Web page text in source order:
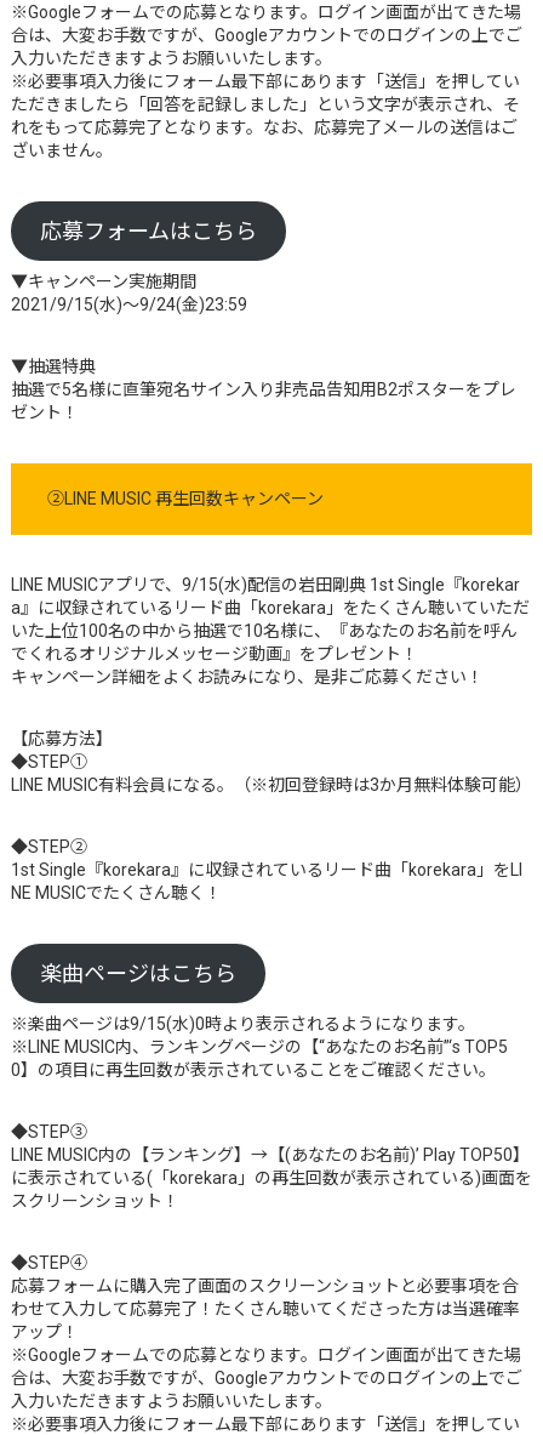
※Googleフォームでの応募となります。ログイン画面が出てきた場
合は、大変お手数ですが、Googleアカウントでのログインの上でご
入力いただきますようお願いいたします。
※必要事項入力後にフォーム最下部にあります「送信」を押してい
ただきましたら「回答を記録しました」という文字が表示され、そ
れをもって応募完了となります。なお、応募完了メールの送信はご
ざいません。
応募フォームはこちら
▼キャンペーン実施期間
2021/9/15(水)～9/24(金)23:59
▼抽選特典
抽選で5名様に直筆宛名サイン入り非売品告知用B2ポスターをプレ
ゼント！
②LINE MUSIC 再生回数キャンペーン
LINE MUSICアプリで、9/15(水)配信の岩田剛典 1st Single『korekar
a』に収録されているリード曲「korekara」をたくさん聴いていただ
いた上位100名の中から抽選で10名様に、『あなたのお名前を呼ん
でくれるオリジナルメッセージ動画』をプレゼント！
キャンペーン詳細をよくお読みになり、是非ご応募ください！
【応募方法】
◆STEP①
LINE MUSIC有料会員になる。（※初回登録時は3か月無料体験可能）
◆STEP②
1st Single『korekara』に収録されているリード曲「korekara」をLI
NE MUSICでたくさん聴く！
楽曲ページはこちら
※楽曲ページは9/15(水)0時より表示されるようになります。
※LINE MUSIC内、ランキングページの【“あなたのお名前”‘s TOP5
0】の項目に再生回数が表示されていることをご確認ください。
◆STEP③
LINE MUSIC内の【ランキング】→【(あなたのお名前)’ Play TOP50】
に表示されている(「korekara」の再生回数が表示されている)画面を
スクリーンショット！
◆STEP④
応募フォームに購入完了画面のスクリーンショットと必要事項を合
わせて入力して応募完了！たくさん聴いてくださった方は当選確率
アップ！
※Googleフォームでの応募となります。ログイン画面が出てきた場
合は、大変お手数ですが、Googleアカウントでのログインの上でご
入力いただきますようお願いいたします。
※必要事項入力後にフォーム最下部にあります「送信」を押してい